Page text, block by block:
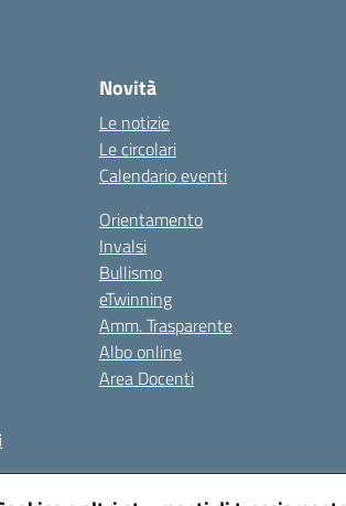
Novità
Le notizie
Le circolari
Calendario eventi
Orientamento
Invalsi
Bullismo
eTwinning
Amm. Trasparente
Albo online
Area Docenti